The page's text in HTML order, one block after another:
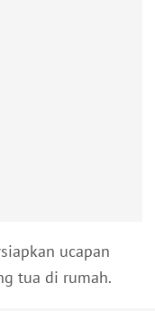
ucapan
tua di rumah.